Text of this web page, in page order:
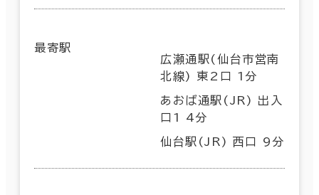
最寄駅
広瀬通駅(仙台市営南
北線) 東2口 1分
あおば通駅(JR) 出入
口1 4分
仙台駅(JR) 西口 9分